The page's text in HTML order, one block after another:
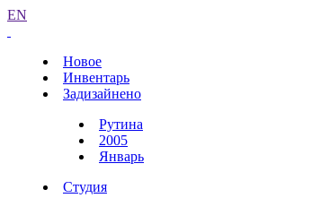
EN
Новое
Инвентарь
Задизайнено
Рутина
2005
Январь
Студия